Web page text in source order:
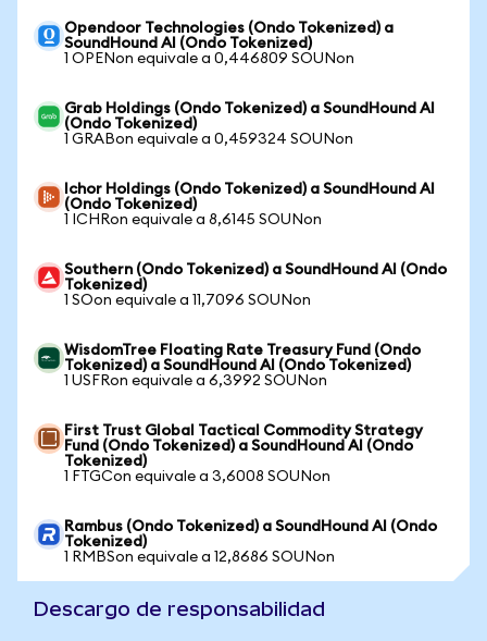
Opendoor Technologies (Ondo Tokenized) a
SoundHound AI (Ondo Tokenized)
1 OPENon equivale a 0,446809 SOUNon
Grab Holdings (Ondo Tokenized) a SoundHound AI
(Ondo Tokenized)
1 GRABon equivale a 0,459324 SOUNon
Ichor Holdings (Ondo Tokenized) a SoundHound AI
(Ondo Tokenized)
1 ICHRon equivale a 8,6145 SOUNon
Southern (Ondo Tokenized) a SoundHound AI (Ondo
Tokenized)
1 SOon equivale a 11,7096 SOUNon
WisdomTree Floating Rate Treasury Fund (Ondo
Tokenized) a SoundHound AI (Ondo Tokenized)
1 USFRon equivale a 6,3992 SOUNon
First Trust Global Tactical Commodity Strategy
Fund (Ondo Tokenized) a SoundHound AI (Ondo
Tokenized)
1 FTGCon equivale a 3,6008 SOUNon
Rambus (Ondo Tokenized) a SoundHound AI (Ondo
Tokenized)
1 RMBSon equivale a 12,8686 SOUNon
Descargo de responsabilidad